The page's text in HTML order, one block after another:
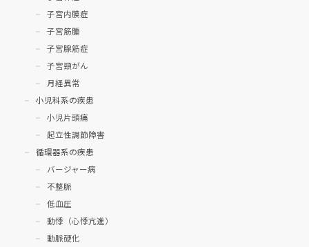
子宮内膜症
子宮筋腫
子宮腺筋症
子宮頸がん
月経異常
小児科系の疾患
小児片頭痛
起立性調節障害
循環器系の疾患
バージャー病
不整脈
低血圧
動悸（心悸亢進）
動脈硬化